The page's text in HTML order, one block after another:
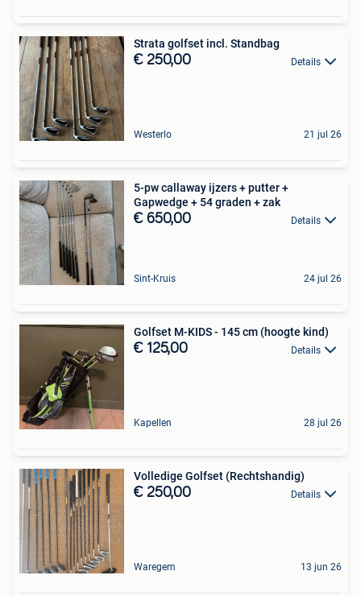
Strata golfset incl. Standbag
€ 250,00 Details
Westerlo 21 jul 26
5-pw callaway ijzers + putter +
Gapwedge + 54 graden + zak
€ 650,00 Details
Sint-Kruis 24 jul 26
Golfset M-KIDS - 145 cm (hoogte kind)
€ 125,00 Details
Kapellen 28 jul 26
Volledige Golfset (Rechtshandig)
€ 250,00 Details
Waregem 13 jun 26